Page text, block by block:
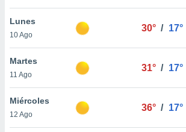
cookies
aceptar
Lunes
10 Ago
30° / 17°
Martes
11 Ago
31° / 17°
Miércoles
12 Ago
36° / 17°